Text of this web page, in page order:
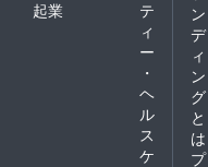
起業
テ
ィ
ー
・
ヘ
ル
ス
ケ
ン
デ
ィ
ン
グ
と
は
プ